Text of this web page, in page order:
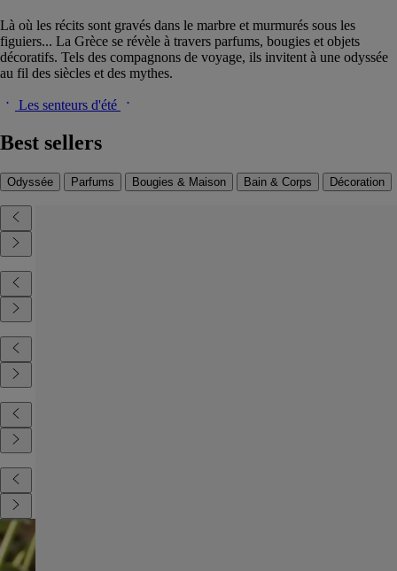
Là où les récits sont gravés dans le marbre et murmurés sous les
figuiers... La Grèce se révèle à travers parfums, bougies et objets
décoratifs. Tels des compagnons de voyage, ils invitent à une odyssée
au fil des siècles et des mythes.
Les senteurs d'été
Best sellers
Odyssée Parfums Bougies & Maison Bain & Corps Décoration